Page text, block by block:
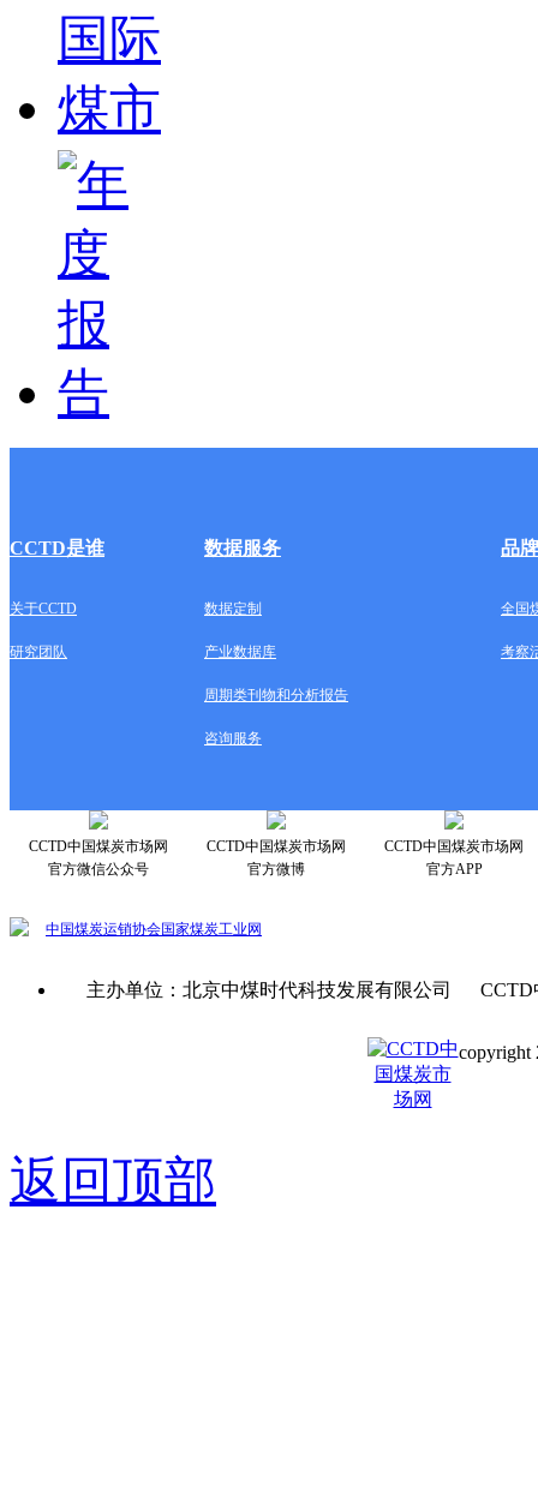
CCTD是谁 数据服务 品
关于CCTD 数据定制 全国
研究团队 产业数据库 考察
周期类刊物和分析报告
咨询服务
CCTD中国煤炭市场网
官方微信公众号
CCTD中国煤炭市场网
官方微博
CCTD中国煤炭市场网
官方APP
中国煤炭运销协会国家煤炭工业网
主办单位：北京中煤时代科技发展有限公司
copyright
返回顶部